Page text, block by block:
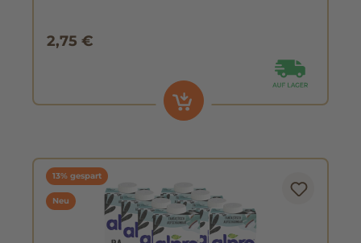
2,75 €
13% gespart
Neu